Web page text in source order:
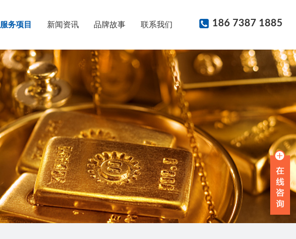
186 7387 1885
服务项目 新闻资讯 品牌故事 联系我们